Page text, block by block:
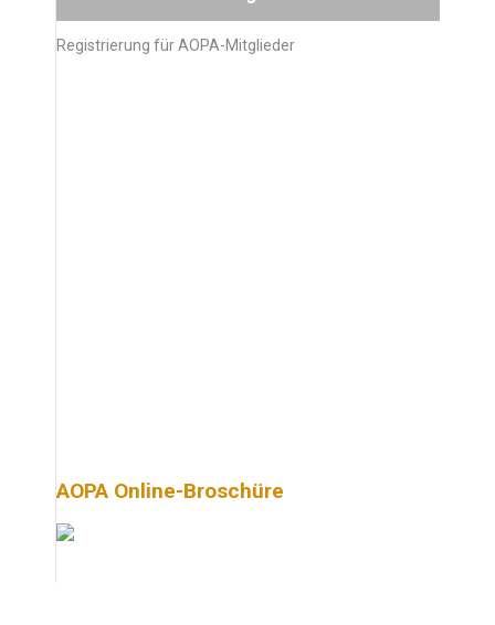
Registrierung für AOPA-Mitglieder
AOPA Online-Broschüre